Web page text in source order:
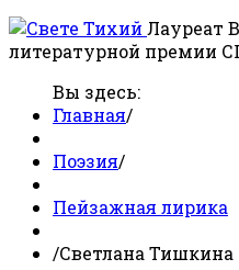
Лауреат
литературной премии
Вы здесь:
Главная/
Поэзия/
Пейзажная лирика
/Светлана Тишкина